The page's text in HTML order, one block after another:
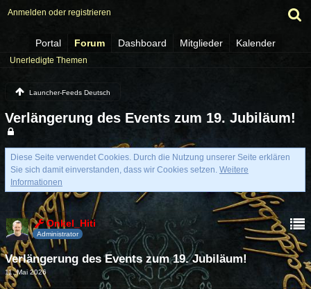
Anmelden oder registrieren
Portal Forum Dashboard Mitglieder Kalender
Unerledigte Themen
Launcher-Feeds Deutsch
Verlängerung des Events zum 19. Jubiläum!
Diese Seite verwendet Cookies. Durch die Nutzung unserer Seite erklären
Sie sich damit einverstanden, dass wir Cookies setzen. Weitere
Informationen
Onkel_Hiti
Administrator
Verlängerung des Events zum 19. Jubiläum!
11. Mai 2026